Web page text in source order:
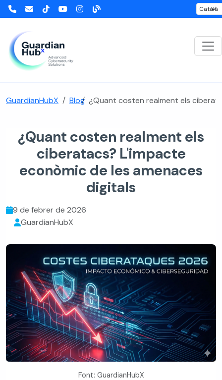
GuardianHubX Blog ¿Quant costen realment els
¿Quant costen realment els
ciberatacs? L'impacte
econòmic de les amenaces
digitals
9 de febrer de 2026
GuardianHubX
Font: GuardianHubX